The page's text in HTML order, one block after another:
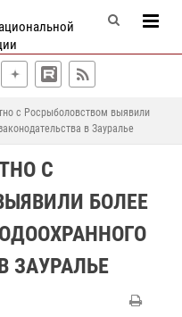
с Росрыболовством выявили
в Зауралье
С
БОЛЕЕ
ЗАУРАЛЬЕ